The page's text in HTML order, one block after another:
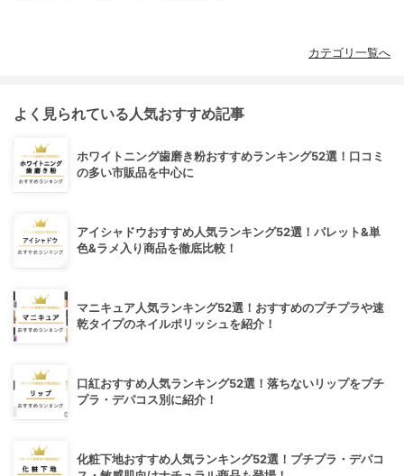
カテゴリ一覧へ
よく見られている人気おすすめ記事
ホワイトニング歯磨き粉おすすめランキング52選！口コミ
の多い市販品を中心に
アイシャドウおすすめ人気ランキング52選！パレット&単
色&ラメ入り商品を徹底比較！
マニキュア人気ランキング52選！おすすめのプチプラや速
乾タイプのネイルポリッシュを紹介！
口紅おすすめ人気ランキング52選！落ちないリップをプチ
プラ・デパコス別に紹介！
化粧下地おすすめ人気ランキング52選！プチプラ・デパコ